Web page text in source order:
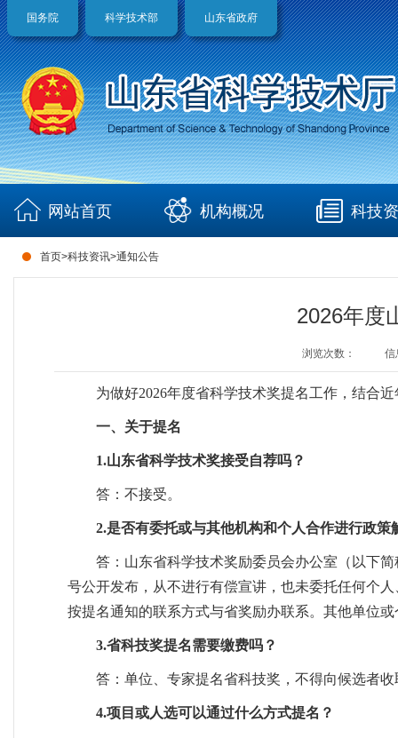
国务院 科学技术部 山东省政府
网站首页 机构概况 科技
首页>科技资讯>通知公告
2026年度
浏览次数： 信
为做好2026年度省科学技术奖提名工作，结合
一、关于提名
1.山东省科学技术奖接受自荐吗？
答：不接受。
2.是否有委托或与其他机构和个人合作进行政策
答：山东省科学技术奖励委员会办公室（以下
号公开发布，从不进行有偿宣讲，也未委托任何个
按提名通知的联系方式与省奖励办联系。其他单位
3.省科技奖提名需要缴费吗？
答：单位、专家提名省科技奖，不得向候选者
4.项目或人选可以通过什么方式提名？